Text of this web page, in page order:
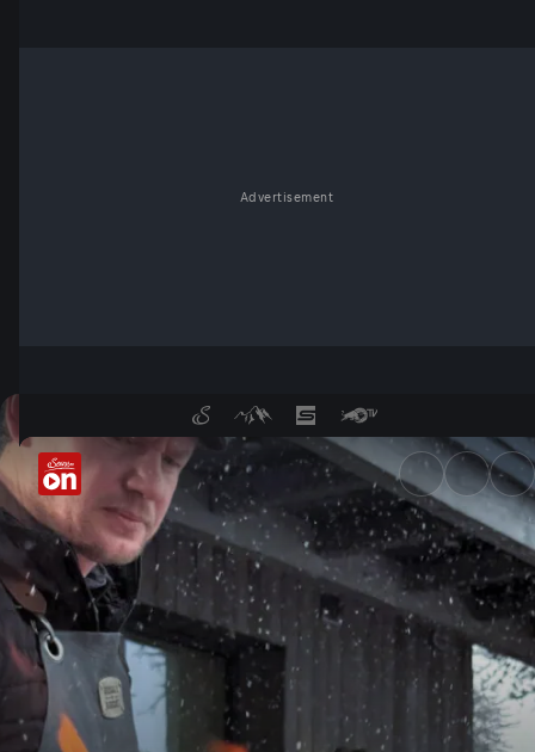
Advertisement
Feuerküche - Heiß auf